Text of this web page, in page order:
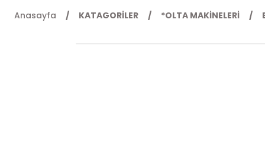
Anasayfa KATAGORİLER *OLTA MAKİNELERİ